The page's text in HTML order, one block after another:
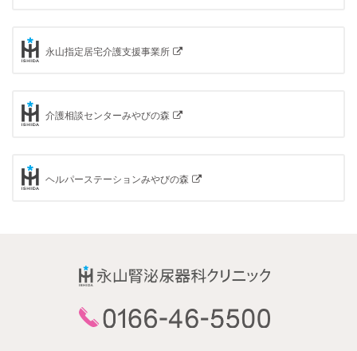
永山指定居宅介護支援事業所
介護相談センターみやびの森
ヘルパーステーションみやびの森